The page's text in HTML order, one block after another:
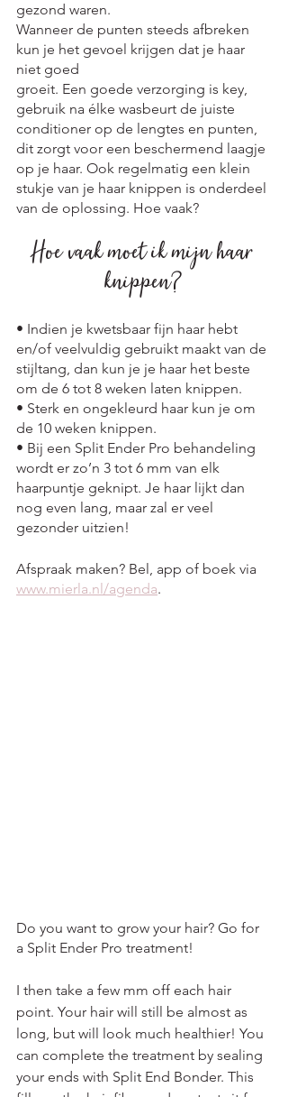
gezond waren.
Wanneer de punten steeds afbreken
kun je het gevoel krijgen dat je haar
niet goed
groeit. Een goede verzorging is key,
gebruik na élke wasbeurt de juiste
conditioner op de lengtes en punten,
dit zorgt voor een beschermend laagje
op je haar. Ook regelmatig een klein
stukje van je haar knippen is onderdeel
van de oplossing. Hoe vaak?
Hoe vaak moet ik mijn haar
knippen?
• Indien je kwetsbaar fijn haar hebt
en/of veelvuldig gebruikt maakt van de
stijltang, dan kun je je haar het beste
om de 6 tot 8 weken laten knippen.
• Sterk en ongekleurd haar kun je om
de 10 weken knippen.
• Bij een Split Ender Pro behandeling
wordt er zo’n 3 tot 6 mm van elk
haarpuntje geknipt. Je haar lijkt dan
nog even lang, maar zal er veel
gezonder uitzien!
Afspraak maken? Bel, app of boek via
www.mierla.nl/agenda.
Do you want to grow your hair? Go for
a Split Ender Pro treatment!
I then take a few mm off each hair
point. Your hair will still be almost as
long, but will look much healthier! You
can complete the treatment by sealing
your ends with Split End Bonder. This